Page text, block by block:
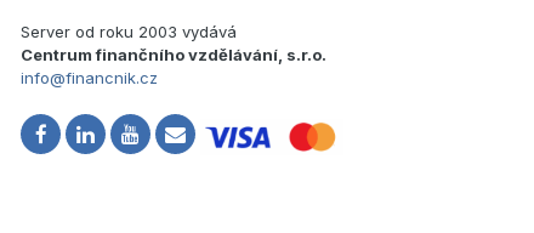
Server od roku 2003 vydává
Centrum finančního vzdělávání, s.r.o.
info@financnik.cz